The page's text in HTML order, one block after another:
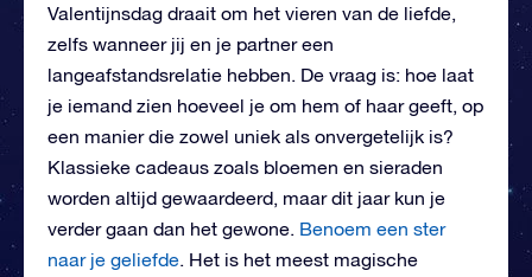
Valentijnsdag draait om het vieren van de liefde,
zelfs wanneer jij en je partner een
langeafstandsrelatie hebben. De vraag is: hoe laat
je iemand zien hoeveel je om hem of haar geeft, op
een manier die zowel uniek als onvergetelijk is?
Klassieke cadeaus zoals bloemen en sieraden
worden altijd gewaardeerd, maar dit jaar kun je
verder gaan dan het gewone. Benoem een ster
naar je geliefde. Het is het meest magische